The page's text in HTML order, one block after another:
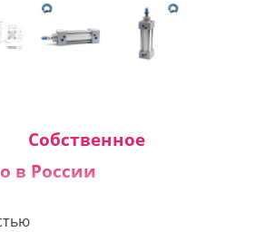
Собственное
в России
срок изготовления: